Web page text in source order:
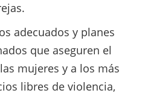
adecuados y planes
que aseguren el
mujeres y a los más
libres de violencia,